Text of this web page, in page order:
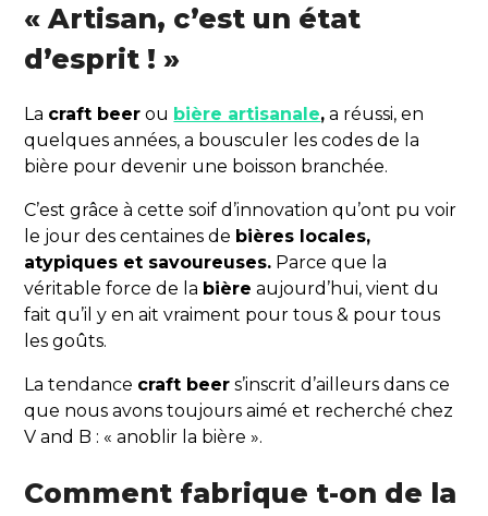
« Artisan, c’est un état
d’esprit ! »
La craft beer ou bière artisanale, a réussi, en
quelques années, a bousculer les codes de la
bière pour devenir une boisson branchée.
C’est grâce à cette soif d’innovation qu’ont pu voir
le jour des centaines de bières locales,
atypiques et savoureuses. Parce que la
véritable force de la bière aujourd’hui, vient du
fait qu’il y en ait vraiment pour tous & pour tous
les goûts.
La tendance craft beer s’inscrit d’ailleurs dans ce
que nous avons toujours aimé et recherché chez
V and B : « anoblir la bière ».
Comment fabrique t-on de la